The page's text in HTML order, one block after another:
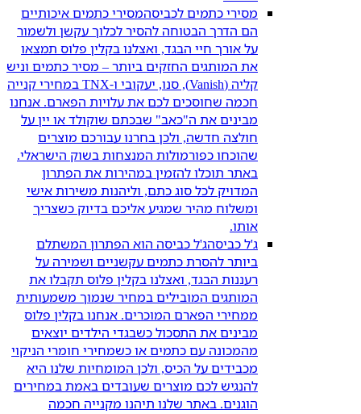
מסירי כתמים לכביסהמסירי כתמים איכותיים
הם הדרך הבטוחה להסיר לכלוך עקשן ולשמור
על אורך חיי הבגד, ואצלנו בקלין פלוס תמצאו
את המותגים החזקים ביותר – מסיר כתמים וניש
קליה (Vanish), סנו, יעקובי ו-TNX במחירי קנייה
חכמה שחוסכים לכם את עלויות הפארם. אנחנו
מבינים את ה"כאב" שבכתם שוקולד או יין על
חולצה חדשה, ולכן בחרנו עבורכם מוצרים
שהוכחו כפורמולות המנצחות בשוק הישראלי.
באתר תוכלו להזמין במהירות את הפתרון
המדויק לכל סוג כתם, וליהנות משירות אישי
ומשלוח מהיר שמגיע אליכם בדיוק כשצריך
אותו.
ג'ל כביסהג'ל כביסה הוא הפתרון המשתלם
ביותר להסרת כתמים עקשניים ושמירה על
רעננות הבגד, ואצלנו בקלין פלוס תקבלו את
המותגים המובילים במחיר שנמוך משמעותית
ממחירי הפארם המוכרים. אנחנו בקלין פלוס
מבינים את התסכול כשבגדי הילדים יוצאים
מהמכונה עם כתמים או כשמחירי חומרי הניקוי
מכבידים על הכיס, ולכן המומחיות שלנו היא
להנגיש לכם מוצרים שעובדים באמת במחירים
הוגנים. באתר שלנו תיהנו מקנייה חכמה